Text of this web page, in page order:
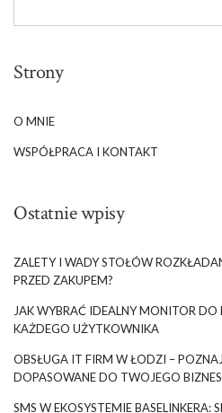
Strony
O MNIE
WSPÓŁPRACA I KONTAKT
Ostatnie wpisy
ZALETY I WADY STOŁÓW
PRZED ZAKUPEM?
JAK WYBRAĆ IDEALNY MONITOR
KAŻDEGO UŻYTKOWNIKA
OBSŁUGA IT FIRM W ŁODZI –
DOPASOWANE DO TWOJEGO
SMS W EKOSYSTEMIE BASELINKERA: